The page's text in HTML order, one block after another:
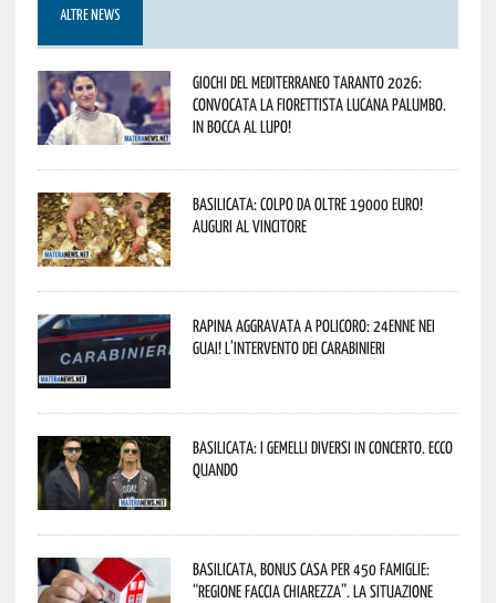
ALTRE NEWS
Giochi del Mediterraneo Taranto 2026:
convocata la fiorettista lucana Palumbo.
In bocca al lupo!
Basilicata: colpo da oltre 19000 Euro!
Auguri al vincitore
Rapina aggravata a Policoro: 24enne nei
guai! L’intervento dei Carabinieri
Basilicata: i Gemelli DiVersi in concerto. Ecco
quando
Basilicata, Bonus casa per 450 famiglie:
“Regione faccia chiarezza”. La situazione